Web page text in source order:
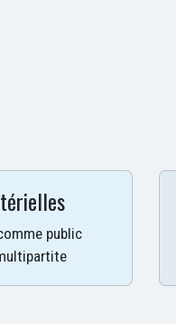
public